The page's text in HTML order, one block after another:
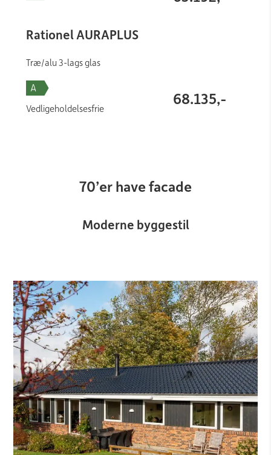
Rationel AURAPLUS
Træ/alu 3-lags glas
Vedligeholdelsesfrie
68.135,-
70’er have facade
Moderne byggestil